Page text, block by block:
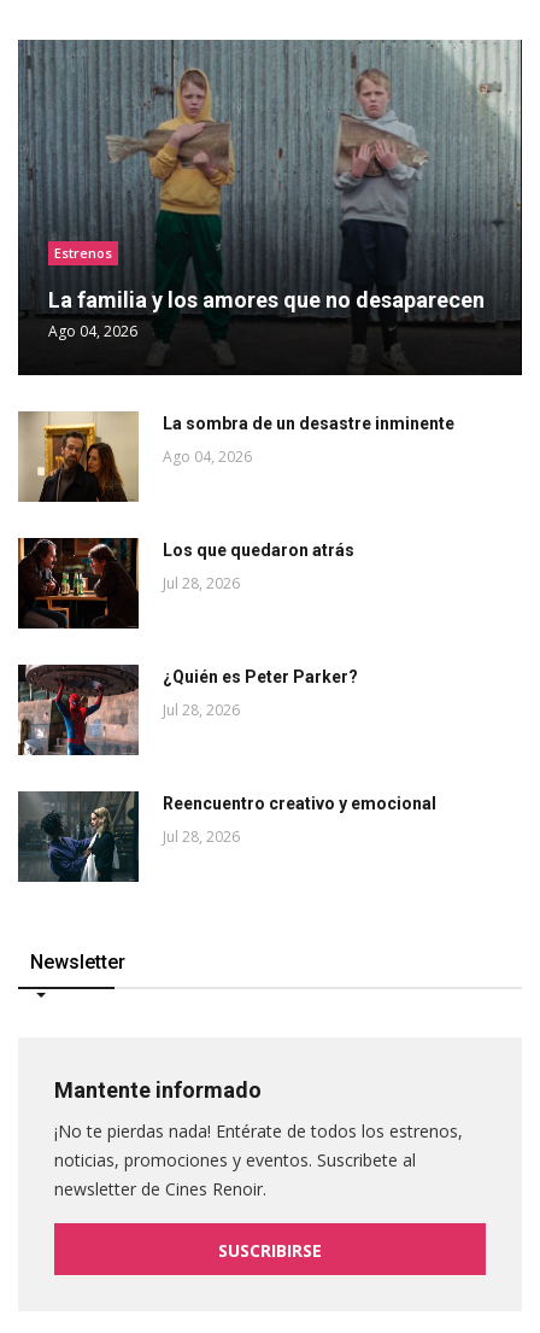
Estrenos
La familia y los amores que no desaparecen
Ago 04, 2026
La sombra de un desastre inminente
Ago 04, 2026
Los que quedaron atrás
Jul 28, 2026
¿Quién es Peter Parker?
Jul 28, 2026
Reencuentro creativo y emocional
Jul 28, 2026
Newsletter
Mantente informado
¡No te pierdas nada! Entérate de todos los estrenos,
noticias, promociones y eventos. Suscribete al
newsletter de Cines Renoir.
SUSCRIBIRSE